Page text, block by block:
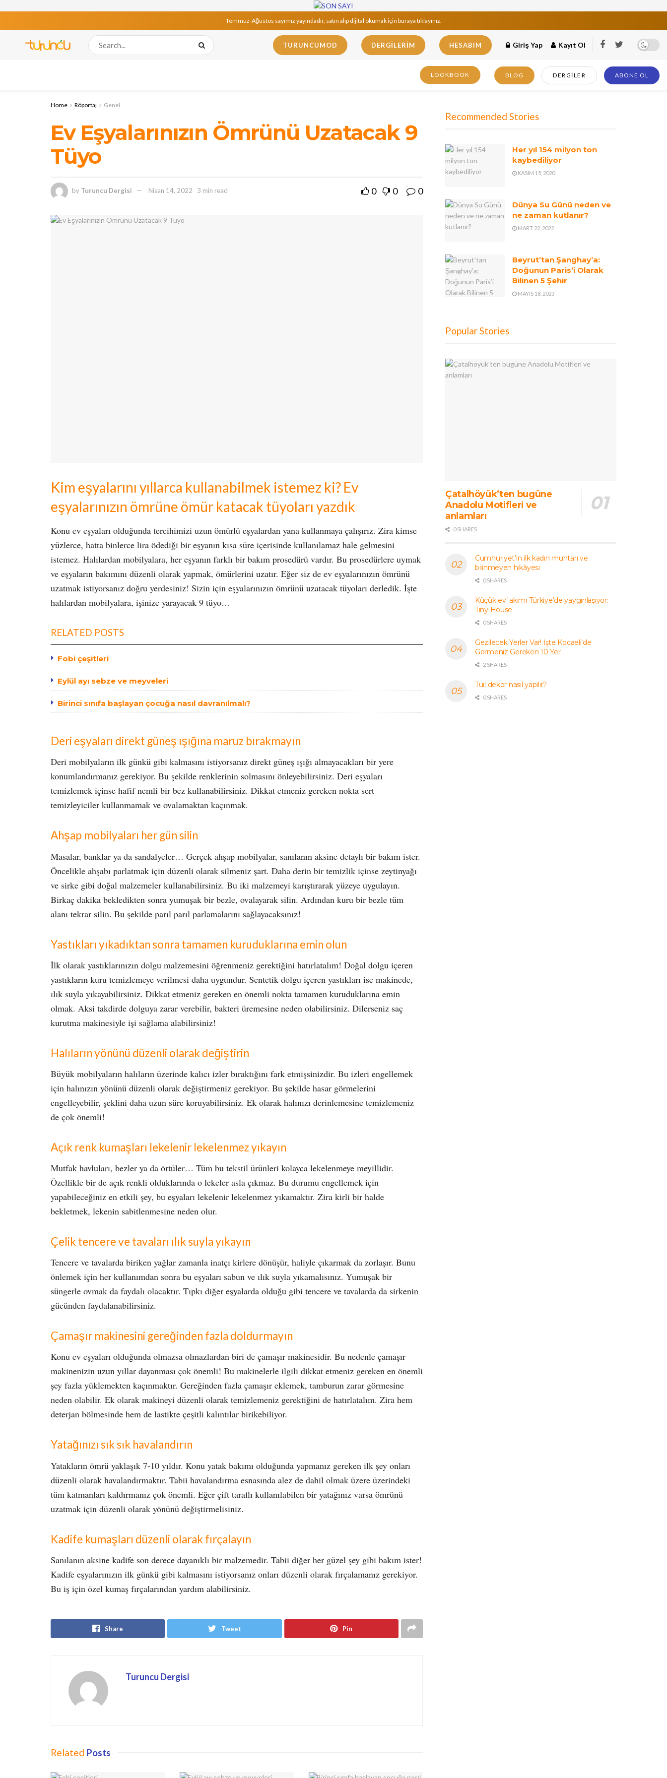
Temmuz-Ağustos sayımız yayındadır, satın alıp dijital okumak için buraya tıklayınız.
TURUNCUMOD DERGILERIM HESABIM Giriş Yap Kayıt Ol
LOOKBOOK BLOG DERGILER ABONE OL
Home Röportaj Genel
Ev Eşyalarınızın Ömrünü Uzatacak 9
Tüyo
by Turuncu Dergisi Nisan 14, 2022 3 min read 0 0 0
Kim eşyalarını yıllarca kullanabilmek istemez ki? Ev
eşyalarınızın ömrüne ömür katacak tüyoları yazdık
Konu ev eşyaları olduğunda tercihimizi uzun ömürlü eşyalardan yana kullanmaya çalışırız. Zira kimse
yüzlerce, hatta binlerce lira ödediği bir eşyanın kısa süre içerisinde kullanılamaz hale gelmesini
istemez. Halılardan mobilyalara, her eşyanın farklı bir bakım prosedürü vardır. Bu prosedürlere uymak
ve eşyaların bakımını düzenli olarak yapmak, ömürlerini uzatır. Eğer siz de ev eşyalarınızın ömrünü
uzatmak istiyorsanız doğru yerdesiniz! Sizin için eşyalarınızın ömrünü uzatacak tüyoları derledik. İşte
halılardan mobilyalara, işinize yarayacak 9 tüyo…
RELATED POSTS
Fobi çeşitleri
Eylül ayı sebze ve meyveleri
Birinci sınıfa başlayan çocuğa nasıl davranılmalı?
Deri eşyaları direkt güneş ışığına maruz bırakmayın
Deri mobilyaların ilk günkü gibi kalmasını istiyorsanız direkt güneş ışığı almayacakları bir yere
konumlandırmanız gerekiyor. Bu şekilde renklerinin solmasını önleyebilirsiniz. Deri eşyaları
temizlemek içinse hafif nemli bir bez kullanabilirsiniz. Dikkat etmeniz gereken nokta sert
temizleyiciler kullanmamak ve ovalamaktan kaçınmak.
Ahşap mobilyaları her gün silin
Masalar, banklar ya da sandalyeler… Gerçek ahşap mobilyalar, sanılanın aksine detaylı bir bakım ister.
Öncelikle ahşabı parlatmak için düzenli olarak silmeniz şart. Daha derin bir temizlik içinse zeytinyağı
ve sirke gibi doğal malzemeler kullanabilirsiniz. Bu iki malzemeyi karıştırarak yüzeye uygulayın.
Birkaç dakika bekledikten sonra yumuşak bir bezle, ovalayarak silin. Ardından kuru bir bezle tüm
alanı tekrar silin. Bu şekilde parıl parıl parlamalarını sağlayacaksınız!
Yastıkları yıkadıktan sonra tamamen kuruduklarına emin olun
İlk olarak yastıklarınızın dolgu malzemesini öğrenmeniz gerektiğini hatırlatalım! Doğal dolgu içeren
yastıkların kuru temizlemeye verilmesi daha uygundur. Sentetik dolgu içeren yastıkları ise makinede,
ılık suyla yıkayabilirsiniz. Dikkat etmeniz gereken en önemli nokta tamamen kuruduklarına emin
olmak. Aksi takdirde dolguya zarar verebilir, bakteri üremesine neden olabilirsiniz. Dilerseniz saç
kurutma makinesiyle işi sağlama alabilirsiniz!
Halıların yönünü düzenli olarak değiştirin
Büyük mobilyaların halıların üzerinde kalıcı izler bıraktığını fark etmişsinizdir. Bu izleri engellemek
için halınızın yönünü düzenli olarak değiştirmeniz gerekiyor. Bu şekilde hasar görmelerini
engelleyebilir, şeklini daha uzun süre koruyabilirsiniz. Ek olarak halınızı derinlemesine temizlemeniz
de çok önemli!
Açık renk kumaşları lekelenir lekelenmez yıkayın
Mutfak havluları, bezler ya da örtüler… Tüm bu tekstil ürünleri kolayca lekelenmeye meyillidir.
Özellikle bir de açık renkli olduklarında o lekeler asla çıkmaz. Bu durumu engellemek için
yapabileceğiniz en etkili şey, bu eşyaları lekelenir lekelenmez yıkamaktır. Zira kirli bir halde
bekletmek, lekenin sabitlenmesine neden olur.
Çelik tencere ve tavaları ılık suyla yıkayın
Tencere ve tavalarda biriken yağlar zamanla inatçı kirlere dönüşür, haliyle çıkarmak da zorlaşır. Bunu
önlemek için her kullanımdan sonra bu eşyaları sabun ve ılık suyla yıkamalısınız. Yumuşak bir
süngerle ovmak da faydalı olacaktır. Tıpkı diğer eşyalarda olduğu gibi tencere ve tavalarda da sirkenin
gücünden faydalanabilirsiniz.
Çamaşır makinesini gereğinden fazla doldurmayın
Konu ev eşyaları olduğunda olmazsa olmazlardan biri de çamaşır makinesidir. Bu nedenle çamaşır
makinenizin uzun yıllar dayanması çok önemli! Bu makinelerle ilgili dikkat etmeniz gereken en önemli
şey fazla yüklemekten kaçınmaktır. Gereğinden fazla çamaşır eklemek, tamburun zarar görmesine
neden olabilir. Ek olarak makineyi düzenli olarak temizlemeniz gerektiğini de hatırlatalım. Zira hem
deterjan bölmesinde hem de lastikte çeşitli kalıntılar birikebiliyor.
Yatağınızı sık sık havalandırın
Yatakların ömrü yaklaşık 7-10 yıldır. Konu yatak bakımı olduğunda yapmanız gereken ilk şey onları
düzenli olarak havalandırmaktır. Tabii havalandırma esnasında alez de dahil olmak üzere üzerindeki
tüm katmanları kaldırmanız çok önemli. Eğer çift taraflı kullanılabilen bir yatağınız varsa ömrünü
uzatmak için düzenli olarak yönünü değiştirmelisiniz.
Kadife kumaşları düzenli olarak fırçalayın
Sanılanın aksine kadife son derece dayanıklı bir malzemedir. Tabii diğer her güzel şey gibi bakım ister!
Kadife eşyalarınızın ilk günkü gibi kalmasını istiyorsanız onları düzenli olarak fırçalamanız gerekiyor.
Bu iş için özel kumaş fırçalarından yardım alabilirsiniz.
Share Tweet Pin
Turuncu Dergisi
Related Posts
Recommended Stories
Her yıl 154 milyon ton
kaybediliyor
KASIM 15, 2020
Dünya Su Günü neden ve
ne zaman kutlanır?
MART 22, 2022
Beyrut’tan Şanghay’a:
Doğunun Paris’i Olarak
Bilinen 5 Şehir
MAYIS 18, 2023
Popular Stories
Çatalhöyük’ten bugüne
Anadolu Motifleri ve
anlamları
0 SHARES
Cumhuriyet’in ilk kadın muhtarı ve
bilinmeyen hikâyesi
0 SHARES
Küçük ev’ akımı Türkiye’de yaygınlaşıyor:
Tiny House
0 SHARES
Gezilecek Yerler Var! İşte Kocaeli’de
Görmeniz Gereken 10 Yer
2 SHARES
Tuil dekor nasıl yapılır?
0 SHARES